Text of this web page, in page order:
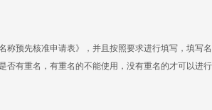
预先核准申请表》，并且按照要求进行填写，填写
否有重名，有重名的不能使用，没有重名的才可以进行